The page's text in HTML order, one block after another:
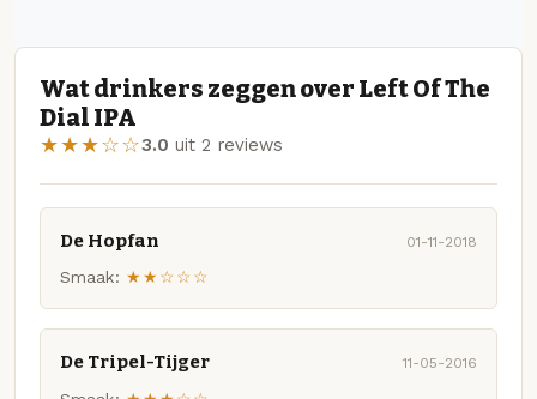
Wat drinkers zeggen over Left Of The
Dial IPA
★★★☆☆3.0 uit 2 reviews
De Hopfan 01-11-2018
Smaak: ★★☆☆☆
De Tripel-Tijger 11-05-2016